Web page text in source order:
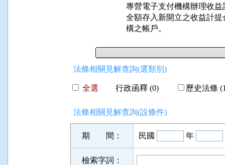
專營電子支付機構辦理收
全額存入新開立之收益計
構之帳戶。
法條相關見解查詢(選類別)
全選 行政函釋 (0) 歷史法條
法條相關見解查詢(設條件)
期 間： 民國 年
檢索字詞：